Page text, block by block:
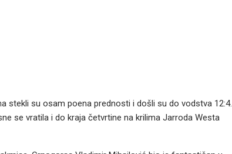
stekli su osam poena prednosti i došli su do vodstva 12:4.
se vratila i do kraja četvrtine na krilima Jarroda Westa